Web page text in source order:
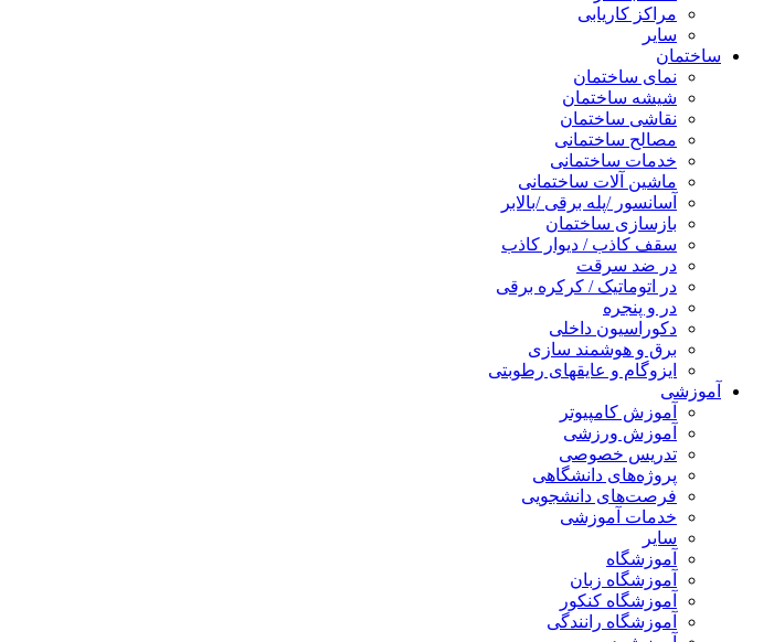
مراکز کاریابی
سایر
ساختمان
نمای ساختمان
شیشه ساختمان
نقاشی ساختمان
مصالح ساختمانی
خدمات ساختمانی
ماشین آلات ساختمانی
آسانسور /پله برقی /بالابر
بازسازی ساختمان
سقف کاذب / دیوار کاذب
در ضد سرقت
در اتوماتیک / کرکره برقی
در و پنجره
دکوراسیون داخلی
برق و هوشمند سازی
ایزوگام و عایقهای رطوبتی
آموزشی
آموزش کامپیوتر
آموزش ورزشی
تدریس خصوصی
پروژه‌های دانشگاهی
فرصت‌های دانشجویی
خدمات آموزشی
سایر
آموزشگاه
آموزشگاه زبان
آموزشگاه کنکور
آموزشگاه رانندگی